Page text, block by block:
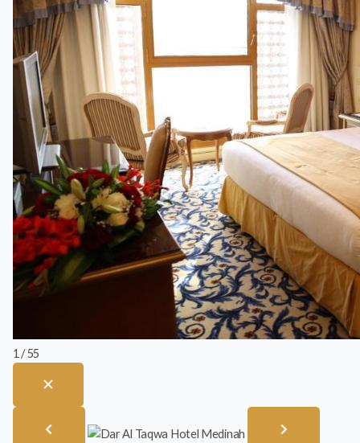
1 / 55